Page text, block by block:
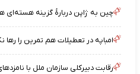
چین به ژاپن دربارهٔ گزینه هسته‌ای
امباپه در تعطیلات هم تمرین را رها
رقابت دبیرکلی سازمان ملل با